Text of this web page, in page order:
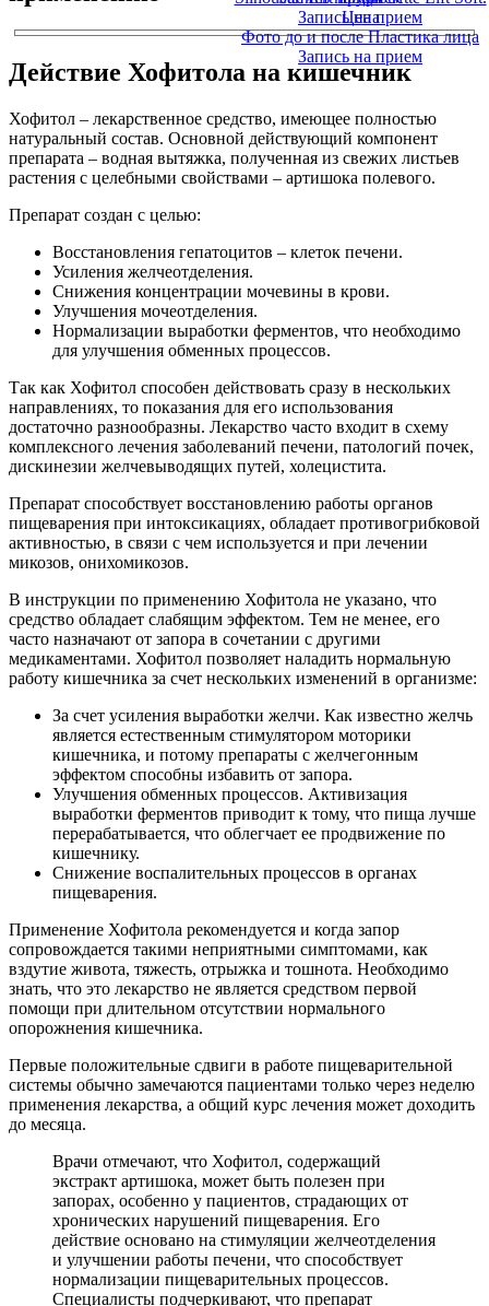
Цена
Фото до и после Пластика лица
Запись на прием
Запись на прием
Действие Хофитола на кишечник
Хофитол – лекарственное средство, имеющее полностью
натуральный состав. Основной действующий компонент
препарата – водная вытяжка, полученная из свежих листьев
растения с целебными свойствами – артишока полевого.
Препарат создан с целью:
Восстановления гепатоцитов – клеток печени.
Усиления желчеотделения.
Снижения концентрации мочевины в крови.
Улучшения мочеотделения.
Нормализации выработки ферментов, что необходимо
для улучшения обменных процессов.
Так как Хофитол способен действовать сразу в нескольких
направлениях, то показания для его использования
достаточно разнообразны. Лекарство часто входит в схему
комплексного лечения заболеваний печени, патологий почек,
дискинезии желчевыводящих путей, холецистита.
Препарат способствует восстановлению работы органов
пищеварения при интоксикациях, обладает противогрибковой
активностью, в связи с чем используется и при лечении
микозов, онихомикозов.
В инструкции по применению Хофитола не указано, что
средство обладает слабящим эффектом. Тем не менее, его
часто назначают от запора в сочетании с другими
медикаментами. Хофитол позволяет наладить нормальную
работу кишечника за счет нескольких изменений в организме:
За счет усиления выработки желчи. Как известно желчь
является естественным стимулятором моторики
кишечника, и потому препараты с желчегонным
эффектом способны избавить от запора.
Улучшения обменных процессов. Активизация
выработки ферментов приводит к тому, что пища лучше
перерабатывается, что облегчает ее продвижение по
кишечнику.
Снижение воспалительных процессов в органах
пищеварения.
Применение Хофитола рекомендуется и когда запор
сопровождается такими неприятными симптомами, как
вздутие живота, тяжесть, отрыжка и тошнота. Необходимо
знать, что это лекарство не является средством первой
помощи при длительном отсутствии нормального
опорожнения кишечника.
Первые положительные сдвиги в работе пищеварительной
системы обычно замечаются пациентами только через неделю
применения лекарства, а общий курс лечения может доходить
до месяца.
Врачи отмечают, что Хофитол, содержащий
экстракт артишока, может быть полезен при
запорах, особенно у пациентов, страдающих от
хронических нарушений пищеварения. Его
действие основано на стимуляции желчеотделения
и улучшении работы печени, что способствует
нормализации пищеварительных процессов.
Специалисты подчеркивают, что препарат